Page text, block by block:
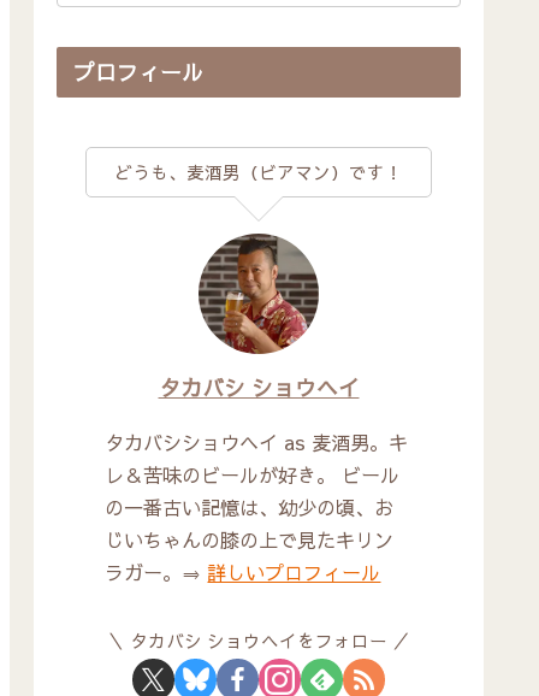
プロフィール
どうも、麦酒男（ビアマン）です！
タカバシ ショウヘイ
タカバシショウヘイ as 麦酒男。キ
レ＆苦味のビールが好き。 ビール
の一番古い記憶は、幼少の頃、お
じいちゃんの膝の上で見たキリン
ラガー。⇒詳しいプロフィール
タカバシ ショウヘイをフォロー